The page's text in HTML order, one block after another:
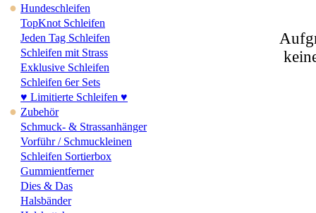
● Hundeschleifen
TopKnot Schleifen
Jeden Tag Schleifen
Schleifen mit Strass
Exklusive Schleifen
Schleifen 6er Sets
♥ Limitierte Schleifen ♥
● Zubehör
Schmuck- & Strassanhänger
Vorführ / Schmuckleinen
Schleifen Sortierbox
Gummientferner
Dies & Das
Halsbänder